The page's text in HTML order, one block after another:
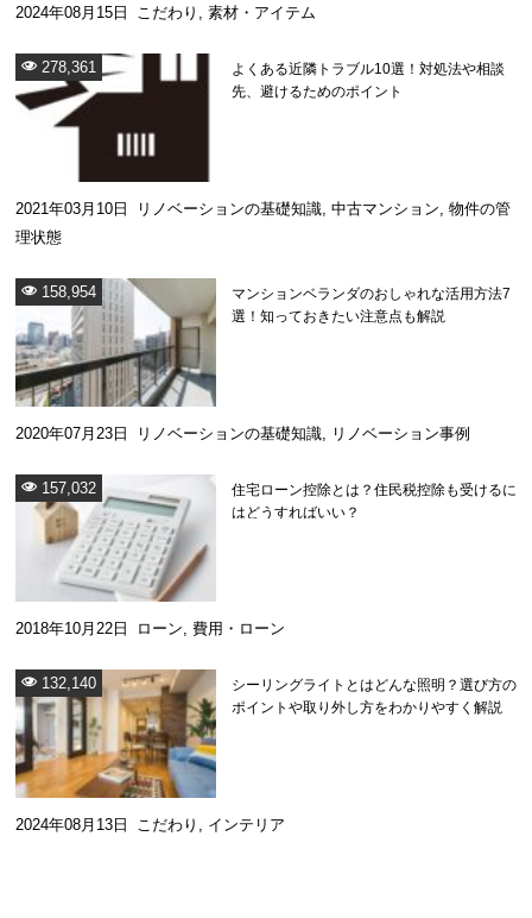
2024年08月15日 こだわり , 素材・アイテム
よくある近隣トラブル10選！対処法や相談
先、避けるためのポイント
278,361
2021年03月10日 リノベーションの基礎知識, 中古マンション, 物件の管
理状態
マンションベランダのおしゃれな活用方法7
選！知っておきたい注意点も解説
158,954
2020年07月23日 リノベーションの基礎知識, リノベーション事例
住宅ローン控除とは？住民税控除も受けるに
はどうすればいい？
157,032
2018年10月22日 ローン, 費用・ローン
シーリングライトとはどんな照明？選び方の
ポイントや取り外し方をわかりやすく解説
132,140
2024年08月13日 こだわり インテリア